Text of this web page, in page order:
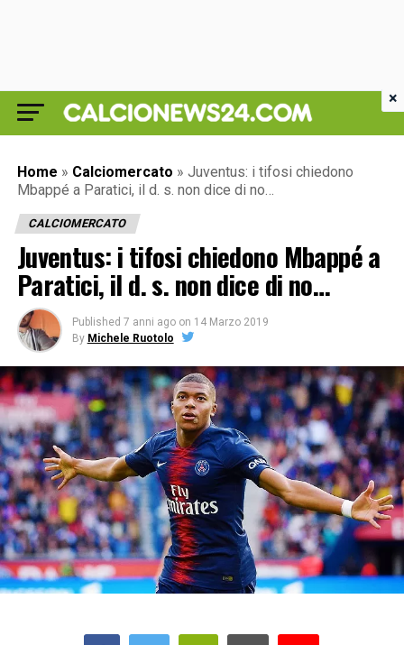
Home » Calciomercato » Juventus: i tifosi chiedono
Mbappé a Paratici, il d. s. non dice di no…
CALCIOMERCATO
Juventus: i tifosi chiedono Mbappé a
Paratici, il d. s. non dice di no…
Published 7 anni ago on 14 Marzo 2019
By Michele Ruotolo
×